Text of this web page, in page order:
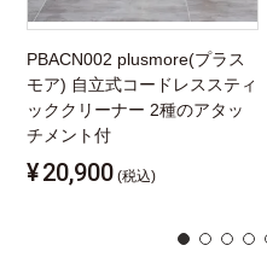
PBACN002 plusmore(プラス
モア) 自立式コードレススティ
ッククリーナー 2種のアタッ
チメント付
¥20,900 (税込)